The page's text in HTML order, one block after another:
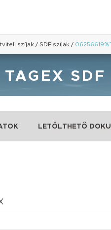
szíjak / SDF szíjak /
TAGEX
LETÖLTHETŐ